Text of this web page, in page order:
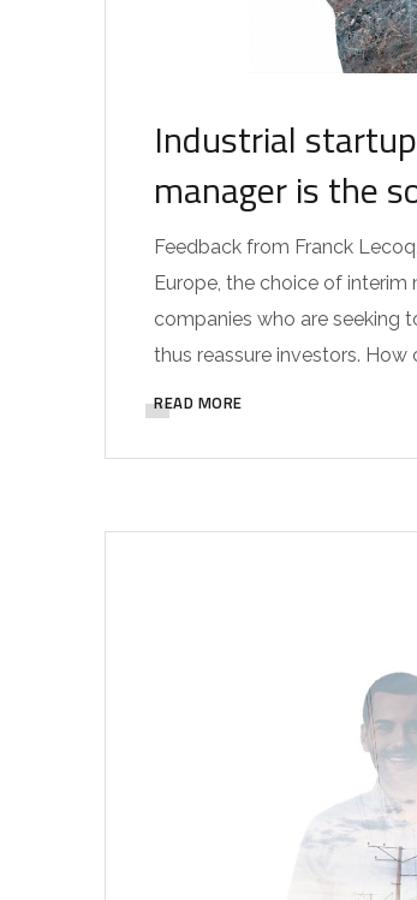
Industrial
manager is the
Feedback from Franck
Europe, the choice of
companies who are seeking
thus reassure investors.
READ MORE